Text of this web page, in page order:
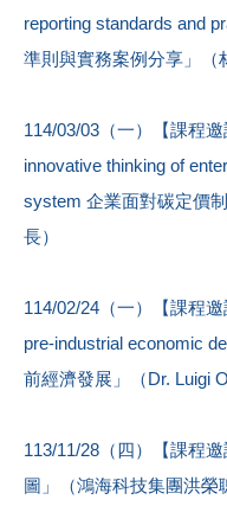
reporting standards and
準則與實務案例分享」（
114/03/03（一）【課程
innovative thinking of
system 企業面對碳定價
長）
114/02/24（一）【課程
pre-industrial economic
前經濟發展」（Dr. Luigi
113/11/28（四）【課程
圖」（鴻海科技集團洪榮